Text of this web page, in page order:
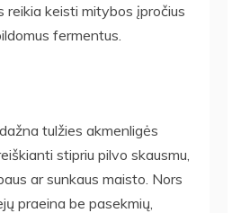
reikia keisti mitybos įpročius
fermentus.
tulžies akmenligės
stipriu pilvo skausmu,
ar sunkaus maisto. Nors
praeina be pasekmių,